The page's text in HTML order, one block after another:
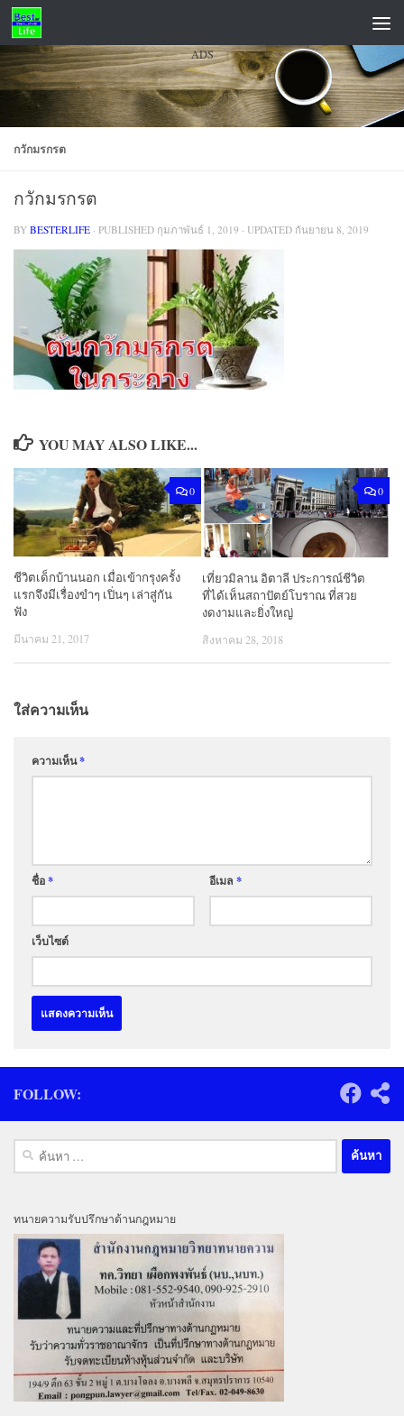
Skip to content
ADS
กวักมรกรต
กวักมรกรต
BY BESTERLIFE · PUBLISHED กุมภาพันธ์ 1, 2019 · UPDATED กันยายน 8, 2019
YOU MAY ALSO LIKE...
0
ชีวิตเด็กบ้านนอก เมื่อเข้ากรุงครั้ง
แรกจึงมีเรื่องขำๆ เปิ่นๆ เล่าสู่กัน
ฟัง
มีนาคม 21, 2017
0
เที่ยวมิลาน อิตาลี ประการณ์ชีวิต
ที่ได้เห็นสถาปัตย์โบราณ ที่สวย
งดงามและยิ่งใหญ่
สิงหาคม 28, 2018
ใส่ความเห็น
ความเห็น*
ชื่อ* อีเมล *
เว็บไซต์
FOLLOW:
ค้นหา
สำหรับ:
ทนายความรับปรึกษาด้านกฎหมาย